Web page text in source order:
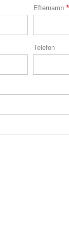
Efternamn *
Telefon